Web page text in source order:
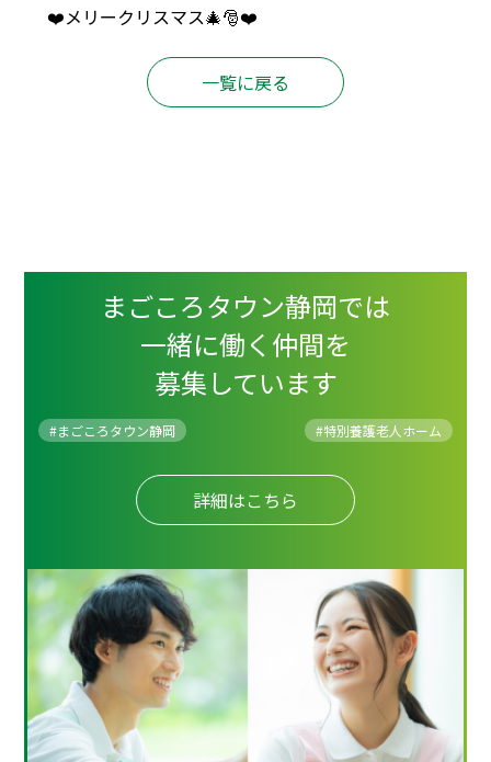
❤️メリークリスマス🎄🎅❤️
一覧に戻る
まごころタウン静岡では
一緒に働く仲間を
募集しています
#まごころタウン静岡 #特別養護老人ホーム
詳細はこちら